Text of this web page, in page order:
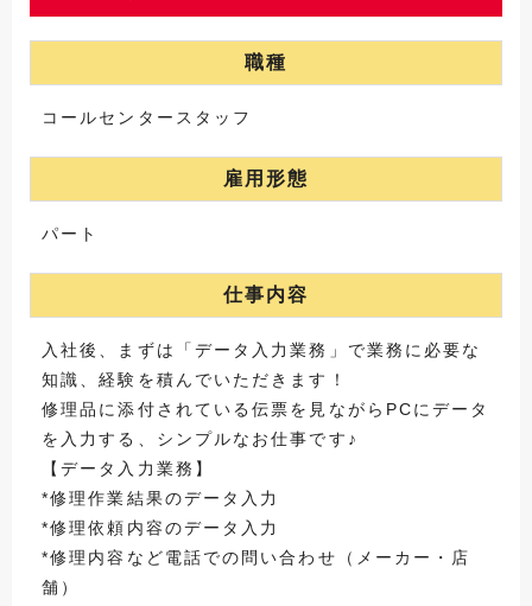
職種
コールセンタースタッフ
雇用形態
パート
仕事内容
入社後、まずは「データ入力業務」で業務に必要な
知識、経験を積んでいただきます！
修理品に添付されている伝票を見ながらPCにデータ
を入力する、シンプルなお仕事です♪
【データ入力業務】
*修理作業結果のデータ入力
*修理依頼内容のデータ入力
*修理内容など電話での問い合わせ（メーカー・店
舗）